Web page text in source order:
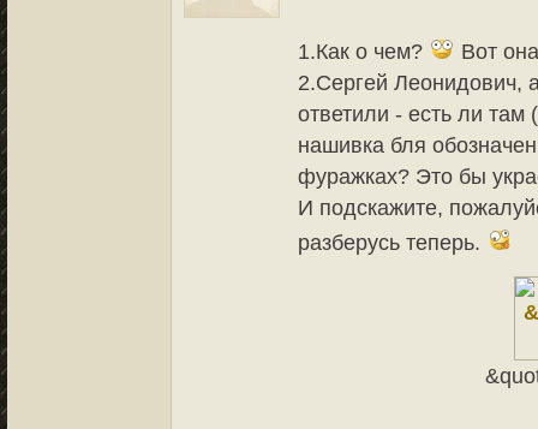
1.Как о чем?
Вот
2.Сергей Леонидович,
ответили - есть ли там
нашивка бля
фуражках? Это бы
И подскажите,
разберусь теперь.